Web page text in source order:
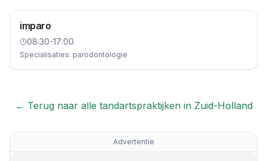
imparo
08:30-17:00
Specialisaties: parodontologie
← Terug naar alle tandartspraktijken in Zuid-Holland
Advertentie